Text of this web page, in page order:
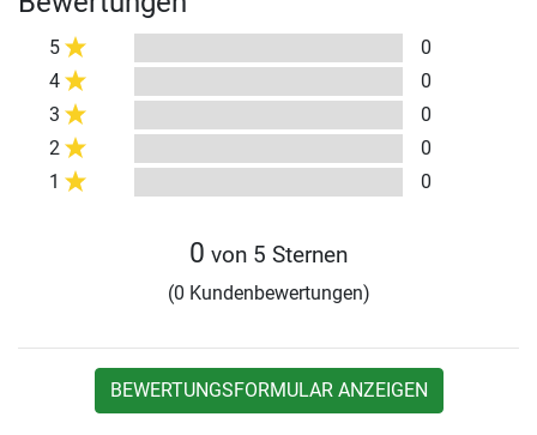
5
0
4
0
3
0
2
0
1
0
0 von 5 Sternen
(0 Kundenbewertungen)
BEWERTUNGSFORMULAR ANZEIGEN